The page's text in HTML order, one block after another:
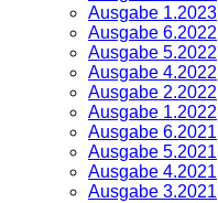
Ausgabe 1.2023
Ausgabe 6.2022
Ausgabe 5.2022
Ausgabe 4.2022
Ausgabe 2.2022
Ausgabe 1.2022
Ausgabe 6.2021
Ausgabe 5.2021
Ausgabe 4.2021
Ausgabe 3.2021